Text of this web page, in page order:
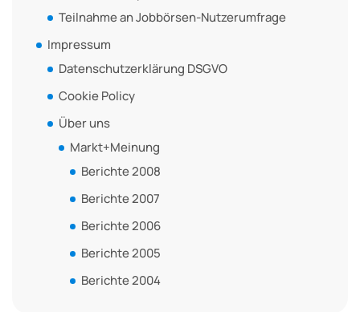
Teilnahme an Jobbörsen-Nutzerumfrage
Impressum
Datenschutzerklärung DSGVO
Cookie Policy
Über uns
Markt+Meinung
Berichte 2008
Berichte 2007
Berichte 2006
Berichte 2005
Berichte 2004